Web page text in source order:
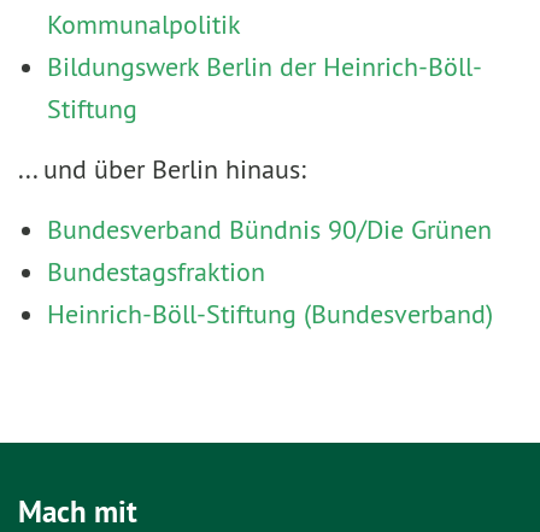
Kommunalpolitik
Bildungswerk Berlin der Heinrich-Böll-
Stiftung
... und über Berlin hinaus:
Bundesverband Bündnis 90/Die Grünen
Bundestagsfraktion
Heinrich-Böll-Stiftung (Bundesverband)
Mach mit